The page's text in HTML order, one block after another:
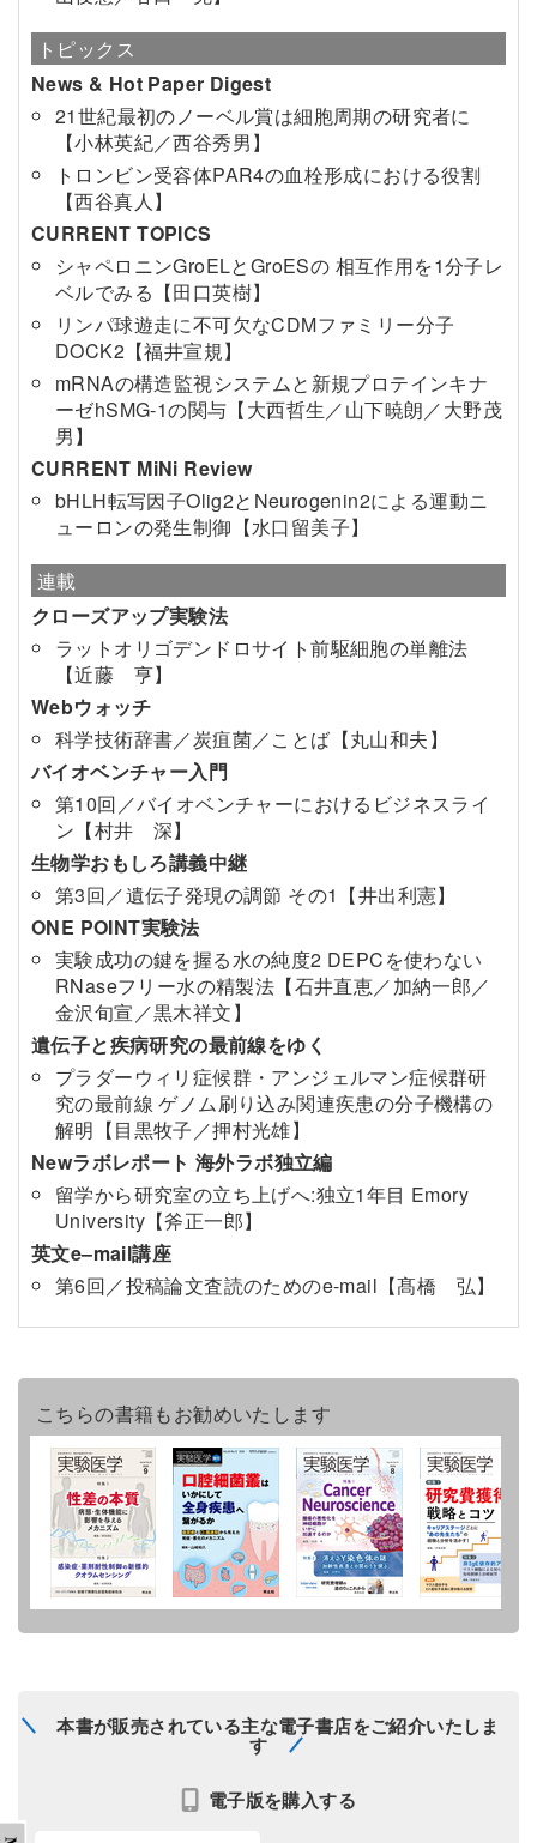
トピックス
News & Hot Paper Digest
21世紀最初のノーベル賞は細胞周期の研究者に
【小林英紀／西谷秀男】
トロンビン受容体PAR4の血栓形成における役割
【西谷真人】
CURRENT TOPICS
シャペロニンGroELとGroESの 相互作用を1分子レ
ベルでみる【田口英樹】
リンパ球遊走に不可欠なCDMファミリー分子
DOCK2【福井宣規】
mRNAの構造監視システムと新規プロテインキナ
ーゼhSMG-1の関与【大西哲生／山下暁朗／大野茂
男】
CURRENT MiNi Review
bHLH転写因子Olig2とNeurogenin2による運動ニ
ューロンの発生制御【水口留美子】
連載
クローズアップ実験法
ラットオリゴデンドロサイト前駆細胞の単離法
【近藤 亨】
Webウォッチ
科学技術辞書／炭疽菌／ことば【丸山和夫】
バイオベンチャー入門
第10回／バイオベンチャーにおけるビジネスライ
ン【村井 深】
生物学おもしろ講義中継
第3回／遺伝子発現の調節 その1【井出利憲】
ONE POINT実験法
実験成功の鍵を握る水の純度2 DEPCを使わない
RNaseフリー水の精製法【石井直恵／加納一郎／
金沢旬宣／黒木祥文】
遺伝子と疾病研究の最前線をゆく
プラダーウィリ症候群・アンジェルマン症候群研
究の最前線 ゲノム刷り込み関連疾患の分子機構の
解明【目黒牧子／押村光雄】
Newラボレポート 海外ラボ独立編
留学から研究室の立ち上げへ:独立1年目 Emory
University【斧正一郎】
英文e–mail講座
第6回／投稿論文査読のためのe-mail【髙橋 弘】
こちらの書籍もお勧めいたします
本書が販売されている主な電子書店をご紹介いたしま
す
電子版を購入する